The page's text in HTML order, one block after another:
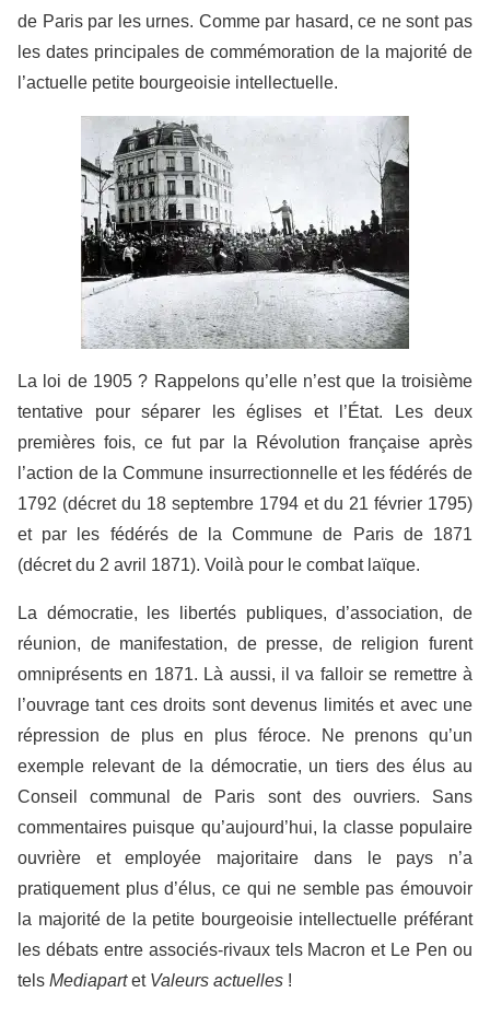
de Paris par les urnes. Comme par hasard, ce ne sont pas
les dates principales de commémoration de la majorité de
l’actuelle petite bourgeoisie intellectuelle.
La loi de 1905 ? Rappelons qu’elle n’est que la troisième
tentative pour séparer les églises et l’État. Les deux
premières fois, ce fut par la Révolution française après
l’action de la Commune insurrectionnelle et les fédérés de
1792 (décret du 18 septembre 1794 et du 21 février 1795)
et par les fédérés de la Commune de Paris de 1871
(décret du 2 avril 1871). Voilà pour le combat laïque.
La démocratie, les libertés publiques, d’association, de
réunion, de manifestation, de presse, de religion furent
omniprésents en 1871. Là aussi, il va falloir se remettre à
l’ouvrage tant ces droits sont devenus limités et avec une
répression de plus en plus féroce. Ne prenons qu’un
exemple relevant de la démocratie, un tiers des élus au
Conseil communal de Paris sont des ouvriers. Sans
commentaires puisque qu’aujourd’hui, la classe populaire
ouvrière et employée majoritaire dans le pays n’a
pratiquement plus d’élus, ce qui ne semble pas émouvoir
la majorité de la petite bourgeoisie intellectuelle préférant
les débats entre associés-rivaux tels Macron et Le Pen ou
tels Mediapartet Valeurs actuelles !